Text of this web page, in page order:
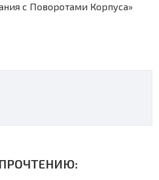
с Поворотами Корпуса»